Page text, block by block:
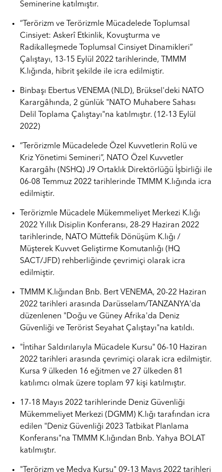
Seminerine katılmıştır.
“Terörizm ve Terörizmle Mücadelede Toplumsal
Cinsiyet: Askerî Etkinlik, Kovuşturma ve
Radikalleşmede Toplumsal Cinsiyet Dinamikleri”
Çalıştayı, 13-15 Eylül 2022 tarihlerinde, TMMM
K.lığında, hibrit şekilde ile icra edilmiştir.
Binbaşı Ebertus VENEMA (NLD), Brüksel'deki NATO
Karargâhında, 2 günlük "NATO Muhabere Sahası
Delil Toplama Çalıştayı"na katılmıştır. (12-13 Eylül
2022)
“Terörizmle Mücadelede Özel Kuvvetlerin Rolü ve
Kriz Yönetimi Semineri”, NATO Özel Kuvvetler
Karargâhı (NSHQ) J9 Ortaklık Direktörlüğü İşbirliği ile
06-08 Temmuz 2022 tarihlerinde TMMM K.lığında icra
edilmiştir.
Terörizmle Mücadele Mükemmeliyet Merkezi K.lığı
2022 Yıllık Disiplin Konferansı, 28-29 Haziran 2022
tarihlerinde, NATO Müttefik Dönüşüm K.lığı /
Müşterek Kuvvet Geliştirme Komutanlığı (HQ
SACT/JFD) rehberliğinde çevrimiçi olarak icra
edilmiştir.
TMMM K.lığından Bnb. Bert VENEMA, 20-22 Haziran
2022 tarihleri arasında Darüsselam/TANZANYA'da
düzenlenen "Doğu ve Güney Afrika'da Deniz
Güvenliği ve Terörist Seyahat Çalıştayı"na katıldı.
"İntihar Saldırılarıyla Mücadele Kursu" 06-10 Haziran
2022 tarihleri arasında çevrimiçi olarak icra edilmiştir.
Kursa 9 ülkeden 16 eğitmen ve 27 ülkeden 81
katılımcı olmak üzere toplam 97 kişi katılmıştır.
17-18 Mayıs 2022 tarihlerinde Deniz Güvenliği
Mükemmeliyet Merkezi (DGMM) K.lığı tarafından icra
edilen "Deniz Güvenliği 2023 Tatbikat Planlama
Konferansı"na TMMM K.lığından Bnb. Yahya BOLAT
katılmıştır.
"Terörizm ve Medya Kursu" 09-13 Mayıs 2022 tarihleri